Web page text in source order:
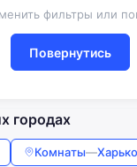
фильтры или
Повернутись
городах
Комнаты—